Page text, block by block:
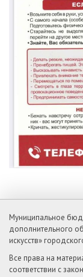
Муниципальное
дополнительного
искусств»
Все права на
соответствии с